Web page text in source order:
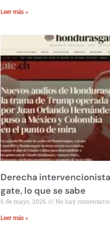
Leer más »
Derecha
gate, lo que se sabe
6 de mayo, 2026 No hay
Leer más »